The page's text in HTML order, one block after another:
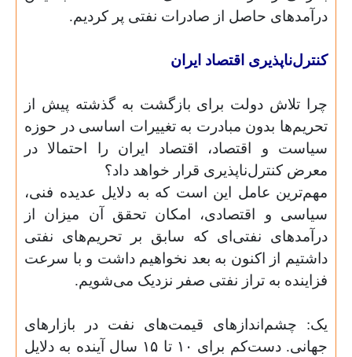
درآمدهای حاصل از صادرات نفتی پر کردیم.
کنترل‌ناپذیری اقتصاد ایران
چرا تلاش دولت برای بازگشت به گذشته پیش از
تحریم‌ها بدون مبادرت به تغییرات اساسی در حوزه
سیاست و اقتصاد، اقتصاد ایران را احتمالا در
معرض کنترل‌ناپذیری قرار خواهد داد؟
مهم‌ترین عامل این است که به دلایل عدیده فنی،
سیاسی و اقتصادی، امکان تحقق آن میزان از
درآمدهای نفتی‌ای که سابق بر تحریم‌های نفتی
داشتیم از اکنون به بعد نخواهیم داشت و با سرعت
فزاینده به تراز نفتی‌ صفر نزدیک می‌شویم.
یک: چشم‌اندازهای قیمت‌های نفت در بازارهای
جهانی. دست‌کم برای ۱۰ تا ۱۵ سال آینده به دلایل